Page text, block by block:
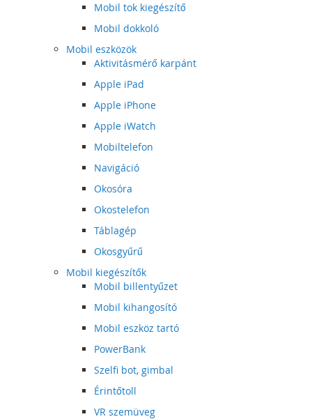
Mobil tok kiegészítő
Mobil dokkoló
Mobil eszközök
Aktivitásmérő karpánt
Apple iPad
Apple iPhone
Apple iWatch
Mobiltelefon
Navigáció
Okosóra
Okostelefon
Táblagép
Okosgyűrű
Mobil kiegészítők
Mobil billentyűzet
Mobil kihangosító
Mobil eszköz tartó
PowerBank
Szelfi bot, gimbal
Érintőtoll
VR szemüveg